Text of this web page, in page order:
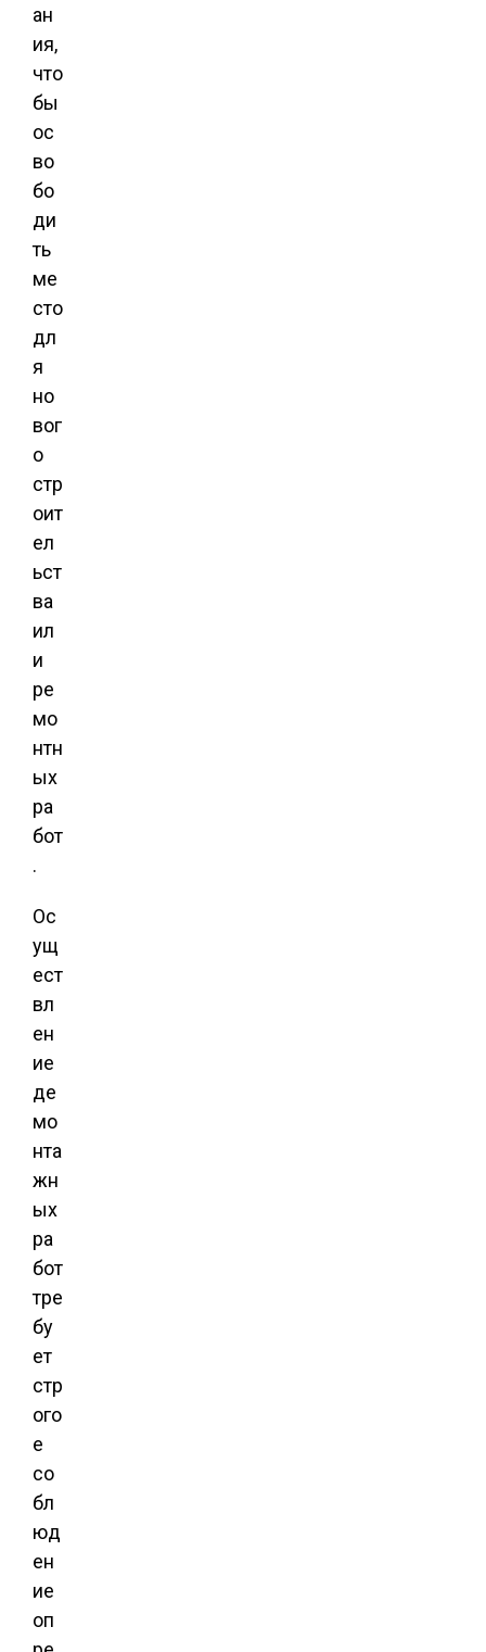
ан
ия,
что
бы
ос
во
бо
ди
ть
ме
сто
дл
я
но
вог
о
стр
оит
ел
ьст
ва
ил
и
ре
мо
нтн
ых
ра
бот
.
Ос
ущ
ест
вл
ен
ие
де
мо
нта
жн
ых
ра
бот
тре
бу
ет
стр
ого
е
со
бл
юд
ен
ие
оп